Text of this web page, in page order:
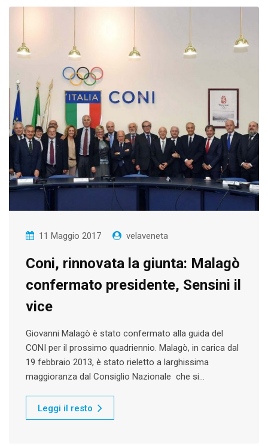
11 Maggio 2017 velaveneta
Coni, rinnovata la giunta: Malagò
confermato presidente, Sensini il
vice
Giovanni Malagò è stato confermato alla guida del
CONI per il prossimo quadriennio. Malagò, in carica dal
19 febbraio 2013, è stato rieletto a larghissima
maggioranza dal Consiglio Nazionale che si…
Leggi il resto